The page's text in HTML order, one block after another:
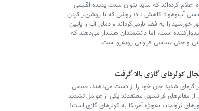
اعلام کرده‌اند که شاید بتوان شدت پدیده اقلیمی
آب‌وهوا» کاهش داد؛ روشی که با روشن‌تر کردن
خورشید را به فضا بازمی‌گرداند و دمای آب را پایین
است، اما دانشمندان هشدار می‌دهند که
و حتی سیاسی فراوانی روبه‌رو است.
کولرهای گازی بالا گرفت
گرمای شدید جان خود را از دست می‌دهند، طبیعی
مقام‌های فرانسوی معتقدند یکی از عوامل تشدید
ثروتمند، به‌ویژه آمریکا به کولرهای گازی است!